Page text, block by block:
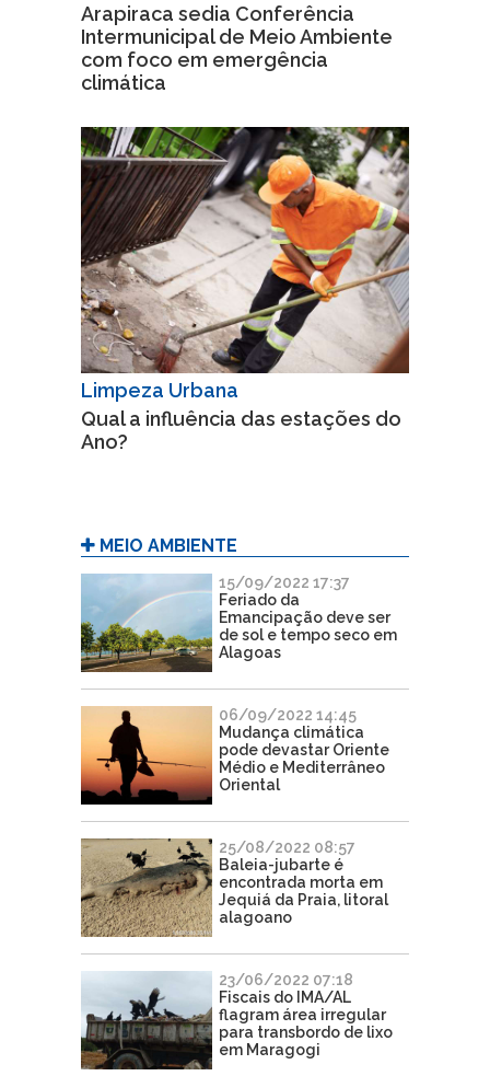
Arapiraca sedia Conferência
Intermunicipal de Meio Ambiente
com foco em emergência
climática
Limpeza Urbana
Qual a influência das estações do
Ano?
MEIO AMBIENTE
15/09/2022 17:37
Feriado da
Emancipação deve ser
de sol e tempo seco em
Alagoas
06/09/2022 14:45
Mudança climática
pode devastar Oriente
Médio e Mediterrâneo
Oriental
25/08/2022 08:57
Baleia-jubarte é
encontrada morta em
Jequiá da Praia, litoral
alagoano
23/06/2022 07:18
Fiscais do IMA/AL
flagram área irregular
para transbordo de lixo
em Maragogi